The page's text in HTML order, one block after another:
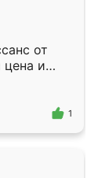
от
и
1